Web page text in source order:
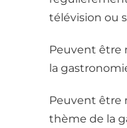
télévision ou
Peuvent être
la
Peuvent être
thème de la